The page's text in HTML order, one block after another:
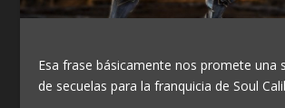
Esa frase básicamente nos promete una
de secuelas para la franquicia de Soul